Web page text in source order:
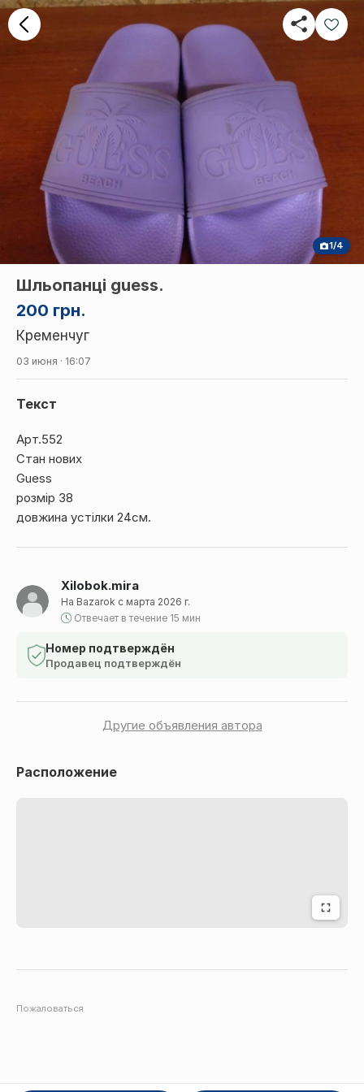
1/4
200 грн.
Шльопанці guess.
Кременчуг
03 июня · 16:07
Xilobok.mira
На Bazarok с марта 2026 г.
Отвечает в течение 15 мин
Номер подтверждён
Продавец подтверждён
Другие объявления автора
Текст
Арт.552
Стан нових
Guess
розмір 38
довжина устілки 24см.
Расположение
Пожаловаться